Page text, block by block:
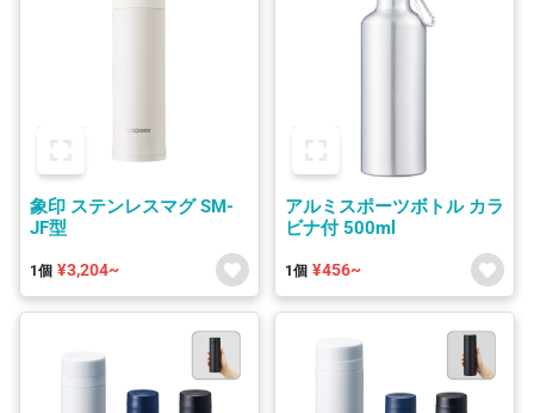
象印 ステンレスマグ SM-
JF型
1個 ¥3,204~
アルミスポーツボトル カラ
ビナ付 500ml
1個 ¥456~